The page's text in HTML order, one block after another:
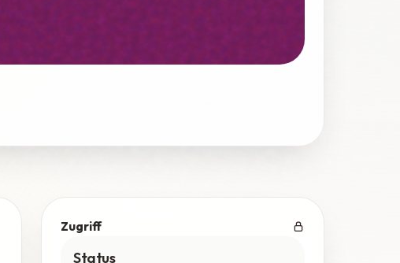
Zugriff
Status